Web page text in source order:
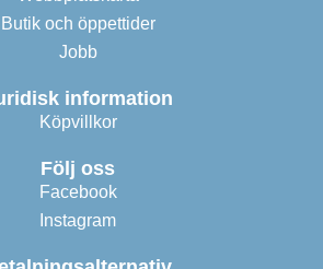
Butik och öppettider
Jobb
information
Köpvillkor
Följ oss
Facebook
Instagram